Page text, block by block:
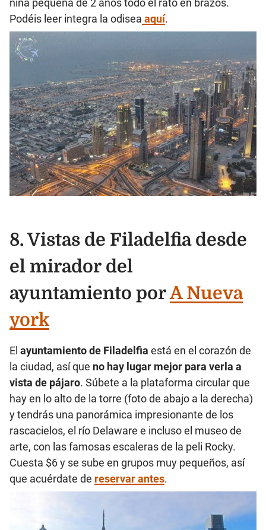
Podéis leer integra la odisea aquí.
8. Vistas de Filadelfia desde
el mirador del
ayuntamiento por A Nueva
york
El ayuntamiento de Filadelfia está en el corazón de
la ciudad, así que no hay lugar mejor para verla a
vista de pájaro. Súbete a la plataforma circular que
hay en lo alto de la torre (foto de abajo a la derecha)
y tendrás una panorámica impresionante de los
rascacielos, el río Delaware e incluso el museo de
arte, con las famosas escaleras de la peli Rocky.
Cuesta $6 y se sube en grupos muy pequeños, así
que acuérdate de reservar antes.